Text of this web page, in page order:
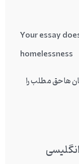
Your essay
homelessness
ها حق مطلب را